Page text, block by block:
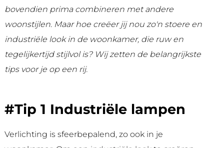
bovendien prima combineren met andere
woonstijlen. Maar hoe creëer jij nou zo'n stoere en
industriële look in de woonkamer, die ruw en
tegelijkertijd stijlvol is? Wij zetten de belangrijkste
tips voor je op een rij.
#Tip 1 Industriële lampen
Verlichting is sfeerbepalend, zo ook in je